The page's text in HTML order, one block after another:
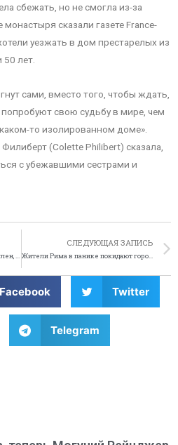
сбежать, но не смогла из-за
сказали газете France-
уезжать в дом престарелых из
лет.
сами, вместо того, чтобы ждать,
свою судьбу в мире, чем
то изолированном доме».
(Colette Philibert) сказала,
с убежавшими сестрами и
Женщина отрубила насильнику член, чтобы доказать его вину
СЛЕДУЮЩАЯ ЗАПИСЬ
Жители Рима в панике покидают город из-за предсказания
Facebook Twitter
Telegram